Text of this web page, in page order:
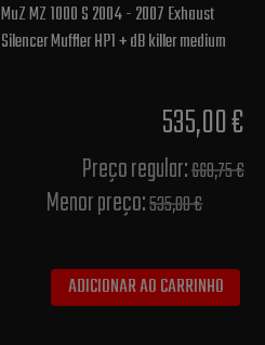
MuZ MZ 1000 S 2004 - 2007 Exhaust
Silencer Muffler HP1 + dB killer medium
535,00 €
Preço regular:668,75 €
Menor preço:535,00 €
ADICIONAR AO CARRINHO